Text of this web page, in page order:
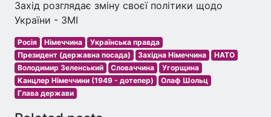
Захід розглядає зміну своєї політики щодо
України - ЗМІ
Росія Німеччина
Українська правда
Президент (державна посада)
Західна Німеччина
НАТО
Володимир Зеленський
Словаччина
Угорщина
Канцлер Німеччини (1949 - дотепер)
Олаф Шольц
Глава держави